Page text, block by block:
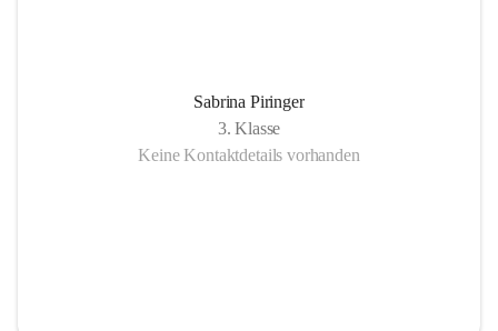
Sabrina Piringer
3. Klasse
Keine Kontaktdetails vorhanden